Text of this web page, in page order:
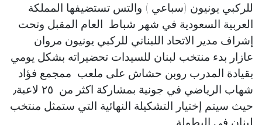
للركبي يونيون (سباعي ) والتس تستضيفها المملكة
العربية السعودية في شهر شباط العام المقبل وتحت
إشراف مدير الاتحاد اللبناني للركبي يونيون مروان
عازار بدء منتخب لبنان للسيدات تحضيراته بشكل يومي
بقيادة المدرب روبن حشاش على ملعب ممجمع فؤاد
شهاب الرياضي في جونية بمشاركة اكثر من ٢٥ لاعبة٫
حيث سيتم إختيار التشكيلة النهائية التي ستمثل منتخب